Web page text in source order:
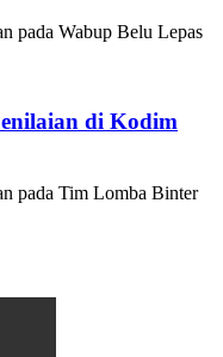
pada Wabup Belu Lepas
di Kodim
pada Tim Lomba Binter